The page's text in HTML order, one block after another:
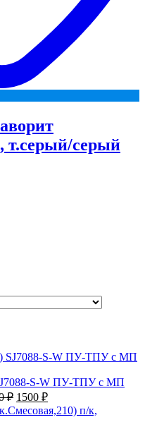
т.серый/серый
S-W ПУ-ТПУ с МП
₽ Первоначальная
цена
составляла
1500 ₽Текущая
цена: